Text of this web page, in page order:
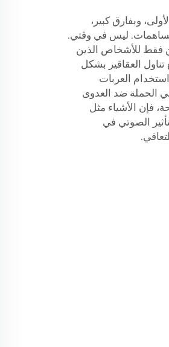
وبفارق كبير،
ليس في وقتي.
فقط للأشخاص الذين
العقاقير بشكل
العربات
الحملة ضد العدوى
فإن الأشياء مثل
الصوتي في